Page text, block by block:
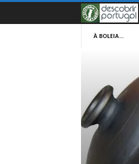
À BOLEIA...